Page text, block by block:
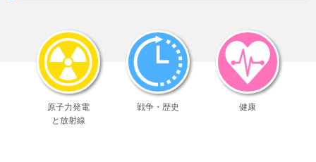
条約の要点の抜粋です。
●化学兵器禁止条約(Chemocal Weapons Conventjin;CMC)
化学兵器の開発、生産、貯蔵及び使用の禁止並びに廃棄に関
する条約
原子力発電
と放射線
戦争・歴史 健康